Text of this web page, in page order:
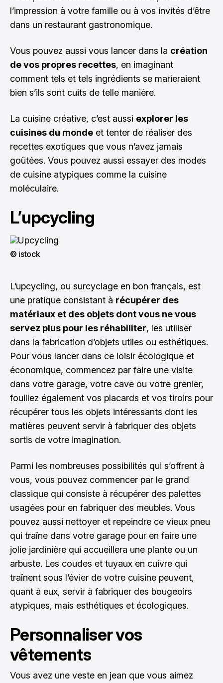
l’impression à votre famille ou à vos invités d’être
dans un restaurant gastronomique.
Vous pouvez aussi vous lancer dans la création
de vos propres recettes, en imaginant
comment tels et tels ingrédients se marieraient
bien s’ils sont cuits de telle manière.
La cuisine créative, c’est aussi explorer les
cuisines du monde et tenter de réaliser des
recettes exotiques que vous n’avez jamais
goûtées. Vous pouvez aussi essayer des modes
de cuisine atypiques comme la cuisine
moléculaire.
L’upcycling
© istock
L’upcycling, ou surcyclage en bon français, est
une pratique consistant à récupérer des
matériaux et des objets dont vous ne vous
servez plus pour les réhabiliter, les utiliser
dans la fabrication d’objets utiles ou esthétiques.
Pour vous lancer dans ce loisir écologique et
économique, commencez par faire une visite
dans votre garage, votre cave ou votre grenier,
fouillez également vos placards et vos tiroirs pour
récupérer tous les objets intéressants dont les
matières peuvent servir à fabriquer des objets
sortis de votre imagination.
Parmi les nombreuses possibilités qui s’offrent à
vous, vous pouvez commencer par le grand
classique qui consiste à récupérer des palettes
usagées pour en fabriquer des meubles. Vous
pouvez aussi nettoyer et repeindre ce vieux pneu
qui traîne dans votre garage pour en faire une
jolie jardinière qui accueillera une plante ou un
arbuste. Les coudes et tuyaux en cuivre qui
traînent sous l’évier de votre cuisine peuvent,
quant à eux, servir à fabriquer des bougeoirs
atypiques, mais esthétiques et écologiques.
Personnaliser vos
vêtements
Vous avez une veste en jean que vous aimez